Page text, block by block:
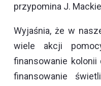
przypomina J.
Wyjaśnia, że w
wiele akcji
finansowanie
finansowanie